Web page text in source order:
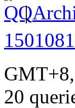
|
20